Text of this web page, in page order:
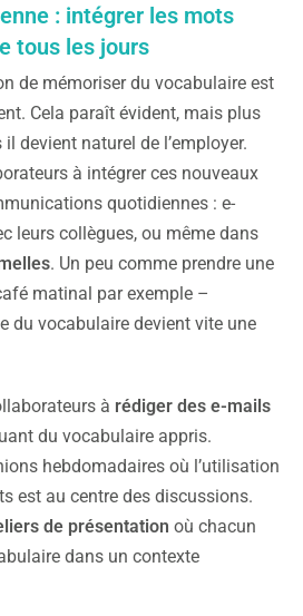
: intégrer les mots
tous les jours
de mémoriser du vocabulaire est
Cela paraît évident, mais plus
devient naturel de l’employer.
à intégrer ces nouveaux
quotidiennes : e-
leurs collègues, ou même dans
. Un peu comme prendre une
matinal par exemple –
du vocabulaire devient vite une
à rédiger des e-mails
du vocabulaire appris.
hebdomadaires où l’utilisation
est au centre des discussions.
de présentation où chacun
dans un contexte